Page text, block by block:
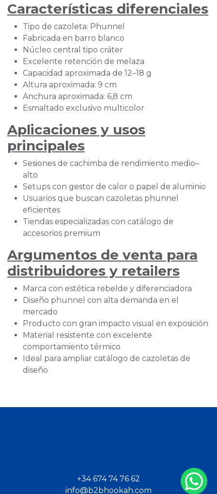
Características diferenciales
Tipo de cazoleta: Phunnel
Fabricada en barro blanco
Núcleo central tipo cráter
Excelente retención de melaza
Capacidad aproximada de 12–18 g
Altura aproximada: 9 cm
Anchura aproximada: 6,8 cm
Esmaltado exclusivo multicolor
Aplicaciones y usos
principales
Sesiones de cachimba de rendimiento medio–
alto
Setups con gestor de calor o papel de aluminio
Usuarios que buscan cazoletas phunnel
eficientes
Tiendas especializadas con catálogo de
accesorios premium
Argumentos de venta para
distribuidores y retailers
Marca con estética rebelde y diferenciadora
Diseño phunnel con alta demanda en el
mercado
Producto con gran impacto visual en exposición
Material resistente con excelente
comportamiento térmico
Ideal para ampliar catálogo de cazoletas de
diseño
+34 674 74 76 62
info@b2bhookah.com